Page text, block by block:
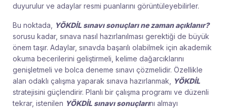
duyurulur ve adaylar resmi puanlarını görüntüleyebilirler.
Bu noktada,
YÖKDİL sınavı sonuçları ne zaman açıklanır?
sorusu kadar, sınava nasıl hazırlanılması gerektiği de büyük
önem taşır. Adaylar, sınavda başarılı olabilmek için akademik
okuma becerilerini geliştirmeli, kelime dağarcıklarını
genişletmeli ve bolca deneme sınavı çözmelidir. Özellikle
alan odaklı çalışma yaparak sınava hazırlanmak,
YÖKDİL
stratejisini güçlendirir. Planlı bir çalışma programı ve düzenli
tekrar, istenilen YÖKDİL sınavı sonuçlarını almayı